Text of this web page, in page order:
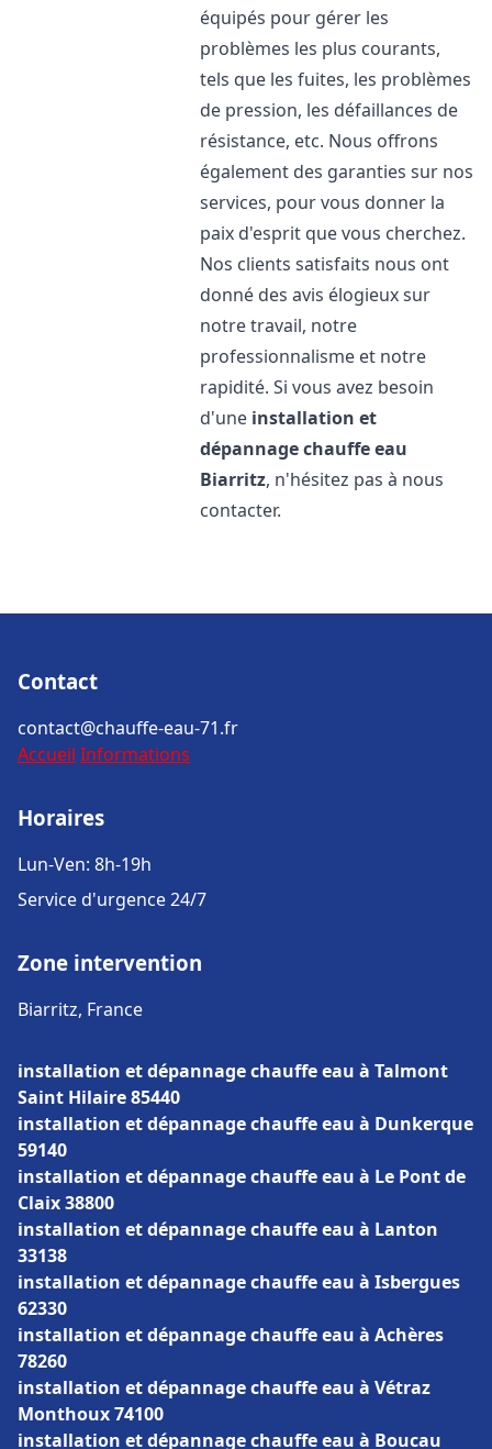
équipés pour gérer les
problèmes les plus courants,
tels que les fuites, les problèmes
de pression, les défaillances de
résistance, etc. Nous offrons
également des garanties sur nos
services, pour vous donner la
paix d'esprit que vous cherchez.
Nos clients satisfaits nous ont
donné des avis élogieux sur
notre travail, notre
professionnalisme et notre
rapidité. Si vous avez besoin
d'une installation et
dépannage chauffe eau
Biarritz, n'hésitez pas à nous
contacter.
Contact
contact@chauffe-eau-71.fr
Accueil Informations
Horaires
Lun-Ven: 8h-19h
Service d'urgence 24/7
Zone intervention
Biarritz, France
installation et dépannage chauffe eau à Talmont
Saint Hilaire 85440
installation et dépannage chauffe eau à Dunkerque
59140
installation et dépannage chauffe eau à Le Pont de
Claix 38800
installation et dépannage chauffe eau à Lanton
33138
installation et dépannage chauffe eau à Isbergues
62330
installation et dépannage chauffe eau à Achères
78260
installation et dépannage chauffe eau à Vétraz
Monthoux 74100
installation et dépannage chauffe eau à Boucau